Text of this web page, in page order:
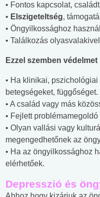
• Fontos kapcsolat,
• Elszigeteltség,
• Öngyilkossághoz
• Találkozás
Ezzel szemben
• Ha klinikai,
betegségeket, függőséget.
• A család vagy más
• Fejlett
• Olyan vallási vagy
megengedhetőnek az
• Ha az öngyilkossághoz
elérhetőek.
Depresszió és